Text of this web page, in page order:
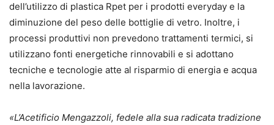
dell’utilizzo di plastica Rpet per i prodotti everyday e la
diminuzione del peso delle bottiglie di vetro. Inoltre, i
processi produttivi non prevedono trattamenti termici, si
utilizzano fonti energetiche rinnovabili e si adottano
tecniche e tecnologie atte al risparmio di energia e acqua
nella lavorazione.
«L’Acetificio Mengazzoli, fedele alla sua radicata tradizione